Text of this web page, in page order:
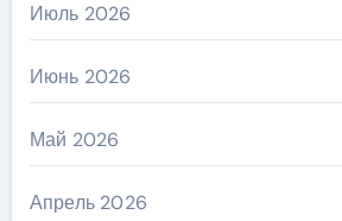
Июль 2026
Июнь 2026
Май 2026
Апрель 2026